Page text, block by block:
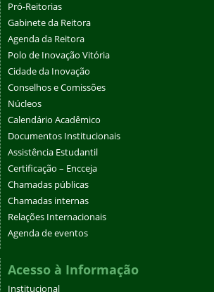
Pró-Reitorias
Gabinete da Reitora
Agenda da Reitora
Polo de Inovação Vitória
Cidade da Inovação
Conselhos e Comissões
Núcleos
Calendário Acadêmico
Documentos Institucionais
Assistência Estudantil
Certificação – Encceja
Chamadas públicas
Chamadas internas
Relações Internacionais
Agenda de eventos
Acesso à Informação
Institucional